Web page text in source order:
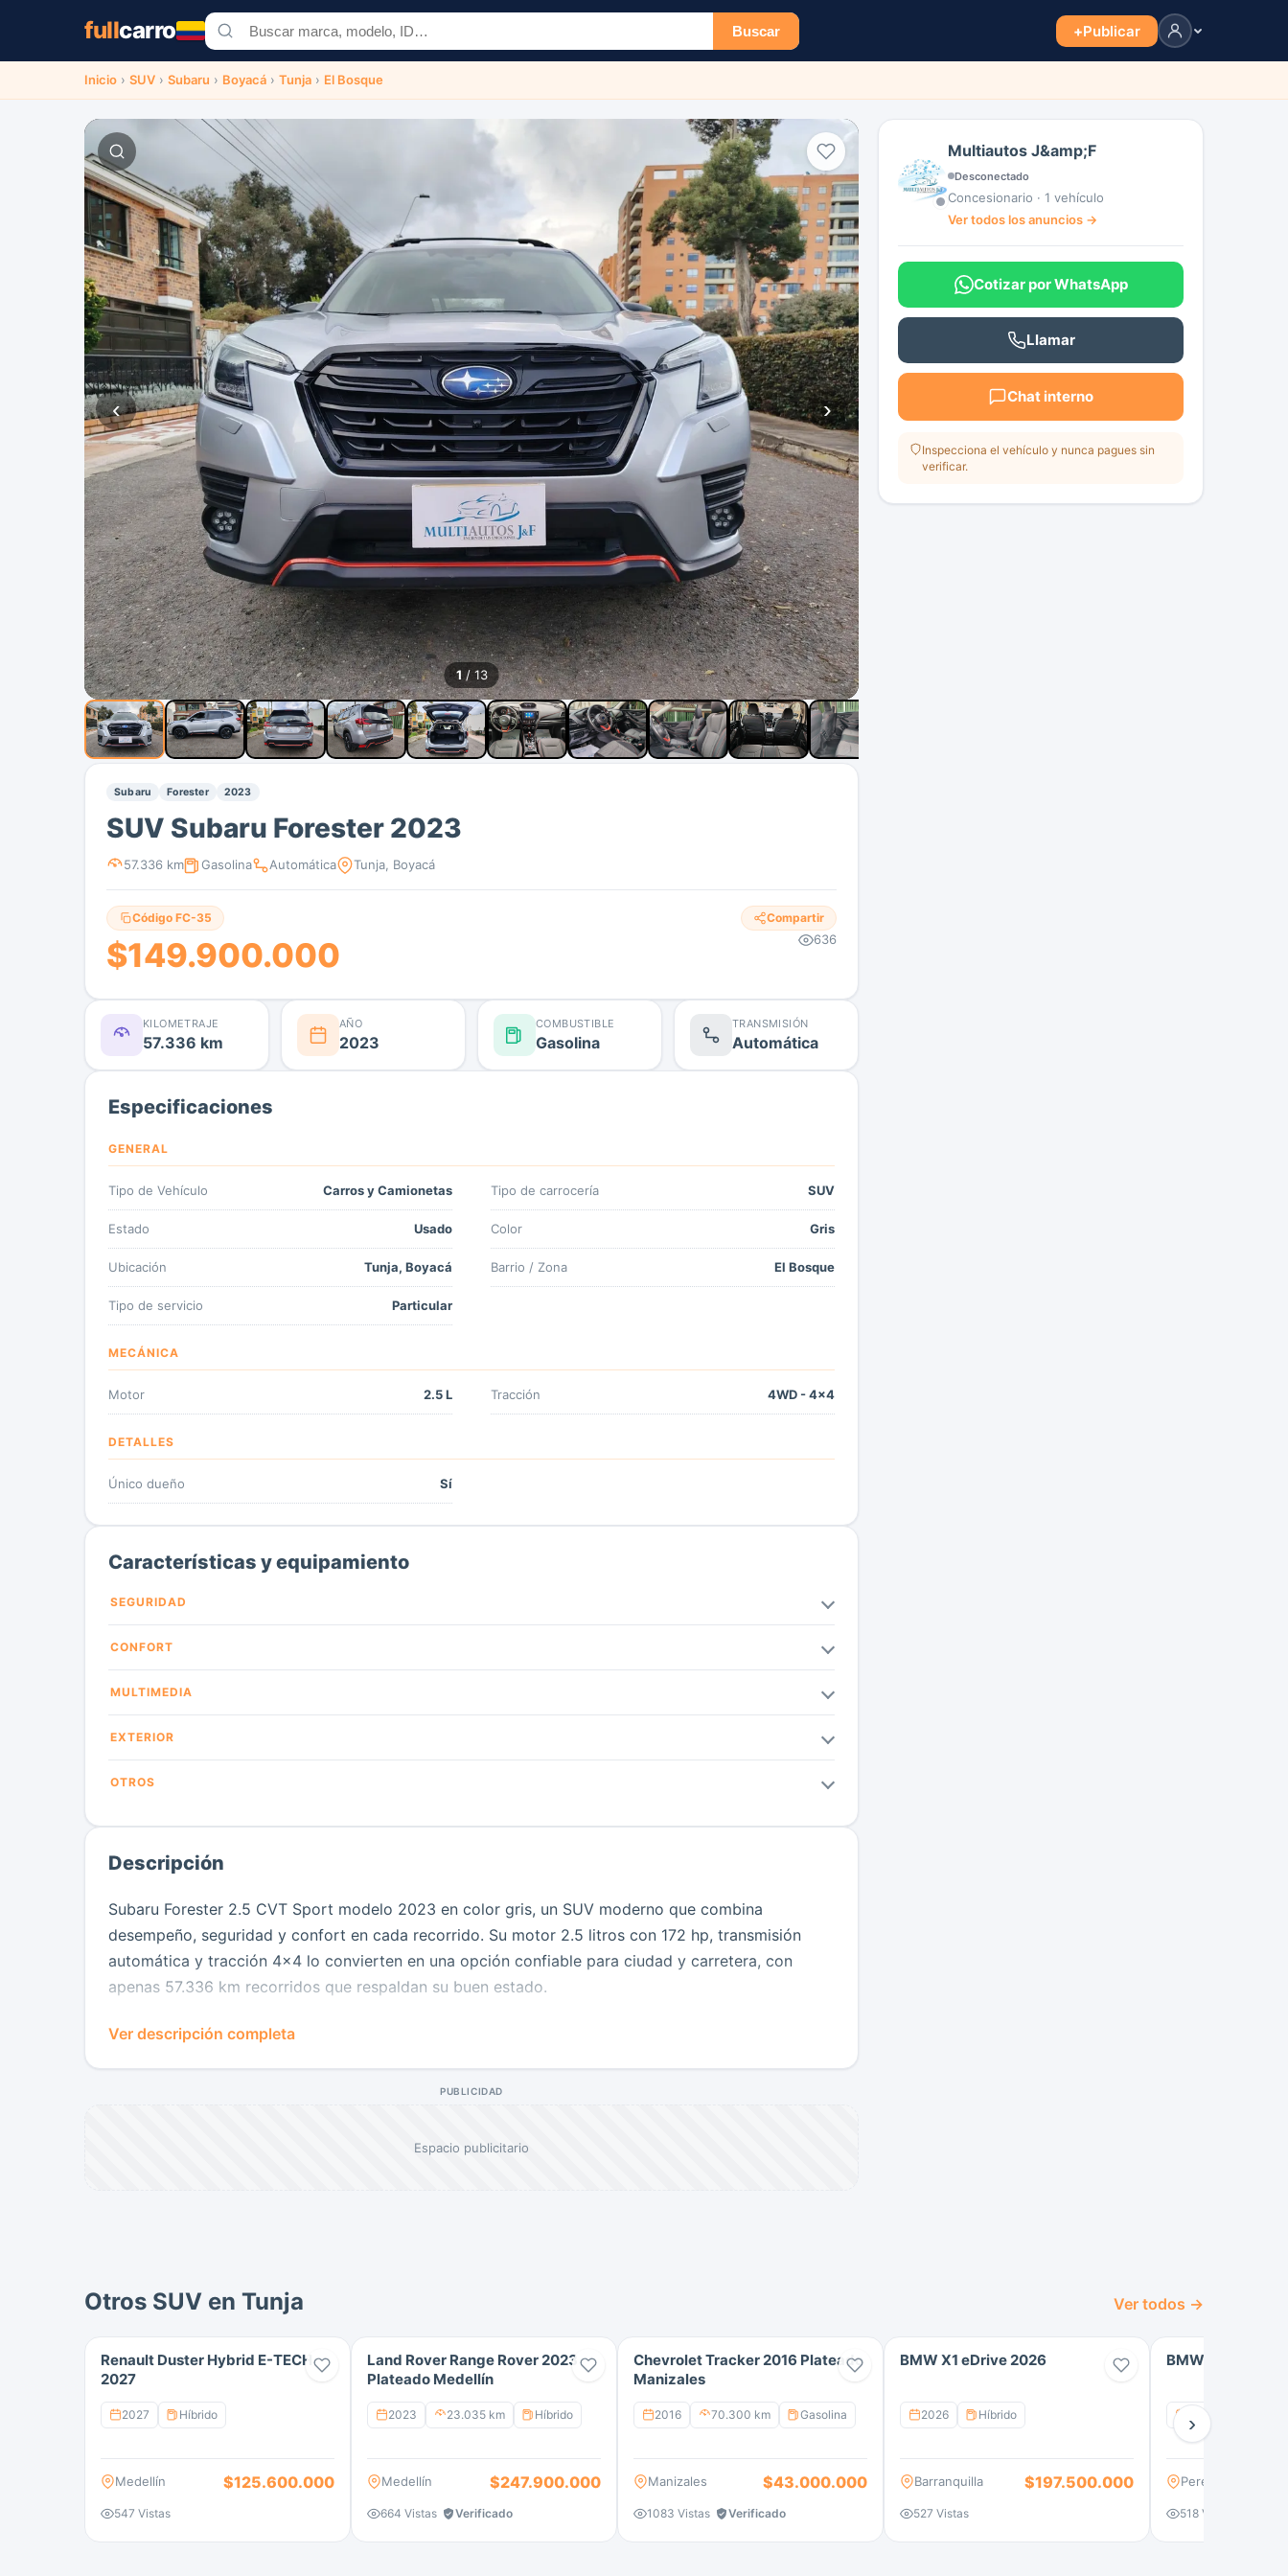
fullcarro Buscar +Publicar
Inicio › SUV › Subaru › Boyacá › Tunja › El Bosque
‹ ›
1 / 13
Subaru Forester 2023
SUV Subaru Forester 2023
57.336 km Gasolina Automática Tunja, Boyacá
Código FC-35
$149.900.000
Compartir
636
KILOMETRAJE
57.336 km
AÑO
2023
COMBUSTIBLE
Gasolina
TRANSMISIÓN
Automática
Especificaciones
GENERAL
Tipo de Vehículo Carros y Camionetas Tipo de carrocería SUV
Estado Usado Color Gris
Ubicación Tunja, Boyacá Barrio / Zona El Bosque
Tipo de servicio Particular
MECÁNICA
Motor 2.5 L Tracción 4WD - 4x4
DETALLES
Único dueño Sí
Características y equipamiento
SEGURIDAD
CONFORT
MULTIMEDIA
EXTERIOR
OTROS
Descripción
Subaru Forester 2.5 CVT Sport modelo 2023 en color gris, un SUV moderno que combina
desempeño, seguridad y confort en cada recorrido. Su motor 2.5 litros con 172 hp, transmisión
automática y tracción 4x4 lo convierten en una opción confiable para ciudad y carretera, con
apenas 57.336 km recorridos que respaldan su buen estado.
Este vehículo cuenta con aire acondicionado, dirección hidráulica, frenos ABS, airbags para
Ver descripción completa
PUBLICIDAD
Espacio publicitario
Multiautos J&amp;F
Desconectado
Concesionario · 1 vehículo
Ver todos los anuncios →
Cotizar por WhatsApp
Llamar
Chat interno
Inspecciona el vehículo y nunca pagues sin
verificar.
Otros SUV en Tunja Ver todos →
Renault Duster Hybrid E-TECH
2027
2027 Híbrido
Medellín $125.600.000
547 Vistas
Land Rover Range Rover 2023
Plateado Medellín
2023 23.035 km Híbrido
Medellín $247.900.000
664 Vistas Verificado
Chevrolet Tracker 2016 Plateado
Manizales
2016 70.300 km Gasolina
Manizales $43.000.000
1083 Vistas Verificado
BMW X1 eDrive 2026
2026 Híbrido
Barranquilla $197.500.000
527 Vistas
BMW X5 Xdrive
Pereira
518 Vistas
›